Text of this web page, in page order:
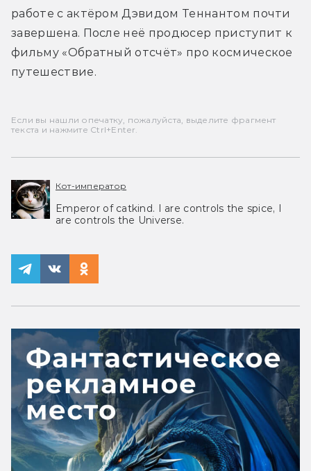
работе с актёром Дэвидом Теннантом почти
завершена. После неё продюсер приступит к
фильму «Обратный отсчёт» про космическое
путешествие.
Если вы нашли опечатку, пожалуйста, выделите фрагмент
текста и нажмите Ctrl+Enter.
Кот-император
Emperor of catkind. I are controls the spice, I
are controls the Universe.